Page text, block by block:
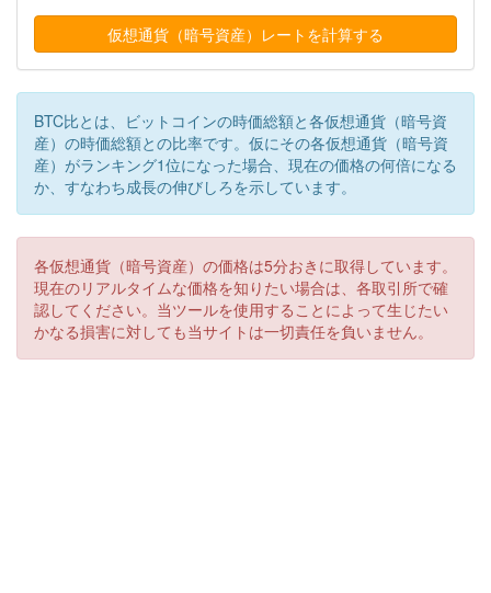
BTC比とは、ビットコインの時価総額と各仮想通貨（暗号資
産）の時価総額との比率です。仮にその各仮想通貨（暗号資
産）がランキング1位になった場合、現在の価格の何倍になる
か、すなわち成長の伸びしろを示しています。
各仮想通貨（暗号資産）の価格は5分おきに取得しています。
現在のリアルタイムな価格を知りたい場合は、各取引所で確
認してください。当ツールを使用することによって生じたい
かなる損害に対しても当サイトは一切責任を負いません。